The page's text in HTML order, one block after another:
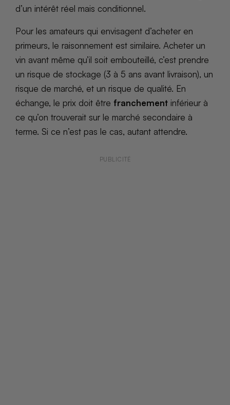
d’un intérêt réel mais conditionnel.
Pour les amateurs qui envisagent d’acheter en
primeurs, le raisonnement est similaire. Acheter un
vin avant même qu’il soit embouteillé, c’est prendre
un risque de stockage (3 à 5 ans avant livraison), un
risque de marché, et un risque de qualité. En
échange, le prix doit être franchement inférieur à
ce qu’on trouverait sur le marché secondaire à
terme. Si ce n’est pas le cas, autant attendre.
PUBLICITÉ